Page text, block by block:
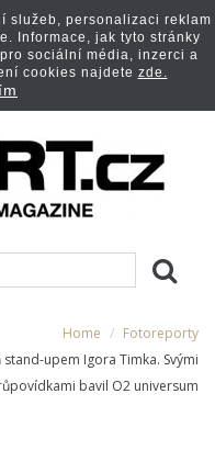
Home
Fotoreporty
upem Igora Timka. Svými
bavil O2 universum
služeb, personalizaci reklam
Informace, jak tyto stránky
sociální média, inzerci a
cookies najdete zde.